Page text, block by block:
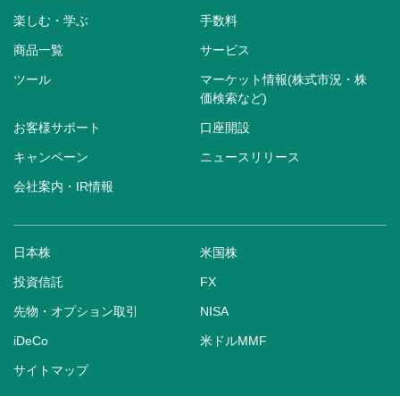
楽しむ・学ぶ 手数料
商品一覧 サービス
ツール
マーケット情報(株式市況・株
価検索など)
お客様サポート 口座開設
キャンペーン ニュースリリース
会社案内・IR情報
日本株 米国株
投資信託 FX
先物・オプション取引 NISA
iDeCo 米ドルMMF
サイトマップ